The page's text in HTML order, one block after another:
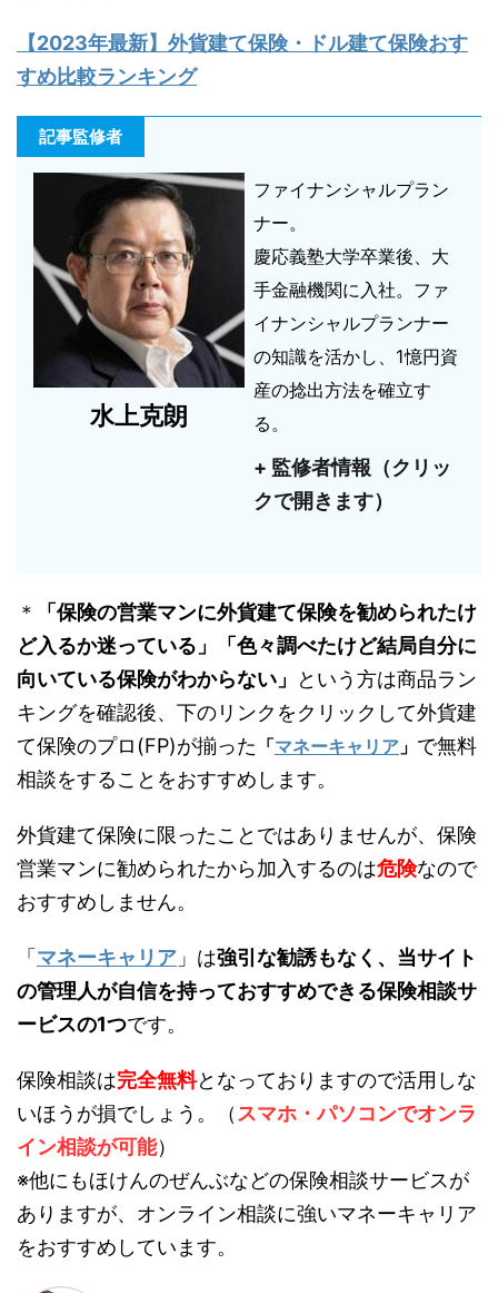
【2023年最新】 外貨建て保険・ドル建て保険おす
すめ比較ランキング
記事監修者
水上克朗
ファイナンシャルプラン
ナー。
慶応義塾大学卒業後、大
手金融機関に入社。ファ
イナンシャルプランナー
の知識を活かし、1憶円資
産の捻出方法を確立す
る。
+ 監修者情報（クリッ
クで開きます）
＊
「保険の営業マンに外貨建て保険を勧められたけ
ど入るか迷っている」「色々調べたけど結局自分に
向いている保険がわからない」
という方は商品ラン
キングを確認後、下のリンクをクリックして外貨建
て保険のプロ(FP)が揃った 「マネーキャリア 」 で無料
相談をすることをおすすめします。
外貨建て保険に限ったことではありませんが、保険
営業マンに勧められたから加入するのは危険なので
おすすめしません。
「 マネーキャリア 」は強引な勧誘もなく、当サイト
の管理人が自信を持っておすすめできる保険相談サ
ービスの1つです。
保険相談は完全無料となっておりますので活用しな
いほうが損でしょう。（ スマホ・パソコンでオンラ
イン相談が可能）
※他にもほけんのぜんぶなどの保険相談サービスが
ありますが、オンライン相談に強いマネーキャリア
をおすすめしています。